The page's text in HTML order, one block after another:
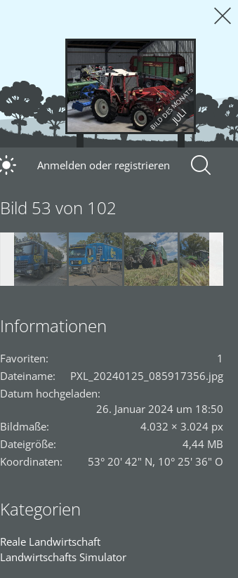
BILD DES MONATS
JULI
Anmelden oder registrieren
Bild 53 von 102
Informationen
Favoriten
1
Dateiname
PXL_20240125_085917356.jpg
Datum hochgeladen
26. Januar 2024 um 18:50
Bildmaße
4.032 × 3.024 px
Dateigröße
4,44 MB
Koordinaten
53° 20' 42" N, 10° 25' 36" O
Kategorien
Reale Landwirtschaft
Landwirtschafts Simulator